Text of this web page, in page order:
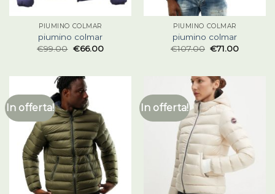
PIUMINO COLMAR
piumino colmar
€99.00 €66.00
PIUMINO COLMAR
piumino colmar
€107.00 €71.00
In offerta! In offerta!